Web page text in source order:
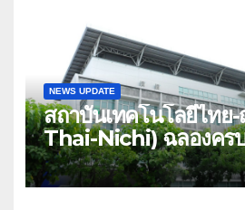
25 เดือน
NEWS UPDATE
สถาบันเทคโนโลยีไท
Thai-Nichi) ฉลองคร
งาน “TNI Day
ความเป็นผู้นำด้านสถา